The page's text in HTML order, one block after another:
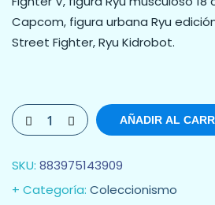
Capcom, figura urbana Ryu
Street Fighter, Ryu Kidrobot.
AÑADIR AL
SKU: 883975143909
Categoría: Coleccionismo